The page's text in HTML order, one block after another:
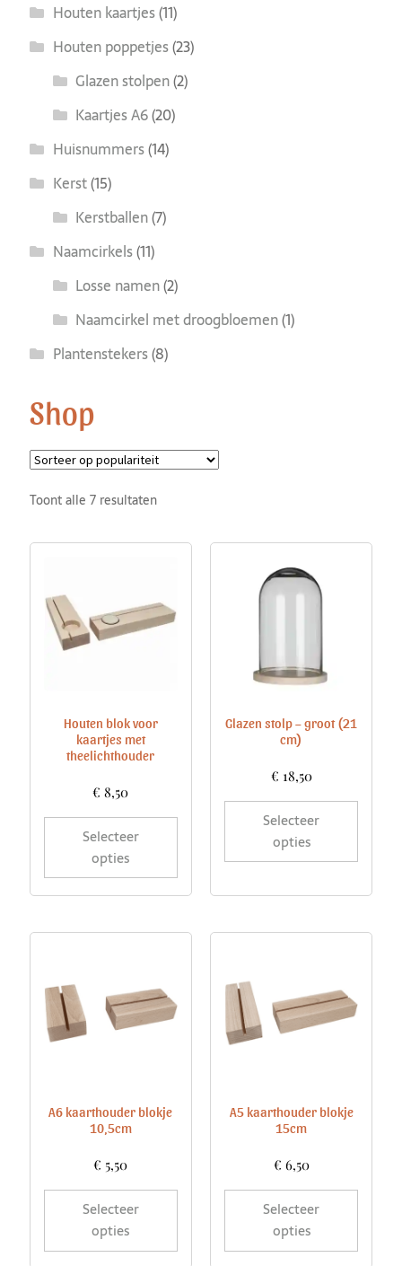
Houten kaartjes(11)
Houten poppetjes(23)
Glazen stolpen(2)
Kaartjes A6(20)
Huisnummers(14)
Kerst(15)
Kerstballen(7)
Naamcirkels(11)
Losse namen(2)
Naamcirkel met droogbloemen(1)
Plantenstekers(8)
Shop
Toont alle 7 resultaten
Houten blok voor
kaartjes met
theelichthouder
€ 8,50
Selecteer
opties
Glazen stolp – groot (21
cm)
€ 18,50
Selecteer
opties
A6 kaarthouder blokje
10,5cm
€ 5,50
Selecteer
opties
A5 kaarthouder blokje
15cm
€ 6,50
Selecteer
opties